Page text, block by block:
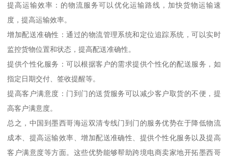
提高运输效率：的物流服务可以优化运输路线，加快货物运输速
度，提高运输效率。
增加配送准确性：通过的物流管理系统和定位追踪系统，可以实时
监控货物位置和状态，提高配送准确性。
提供个性化服务：可以根据客户的需求提供个性化的配送服务，如
指定日期交付、签收提醒等。
提高客户满意度：门到门的送货服务可以减少客户取货的不便，提
高客户满意度。
总之，中国到墨西哥海运双清专线门到门的服务优势在于降低物流
成本、提高运输效率、增加配送准确性、提供个性化服务以及提高
客户满意度等方面。这些优势能够帮助跨境电商卖家地开拓墨西哥